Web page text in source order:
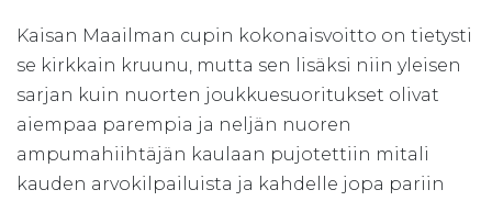
Kaisan Maailman cupin kokonaisvoitto on tietysti
se kirkkain kruunu, mutta sen lisäksi niin yleisen
sarjan kuin nuorten joukkuesuoritukset olivat
aiempaa parempia ja neljän nuoren
ampumahiihtäjän kaulaan pujotettiin mitali
kauden arvokilpailuista ja kahdelle jopa pariin